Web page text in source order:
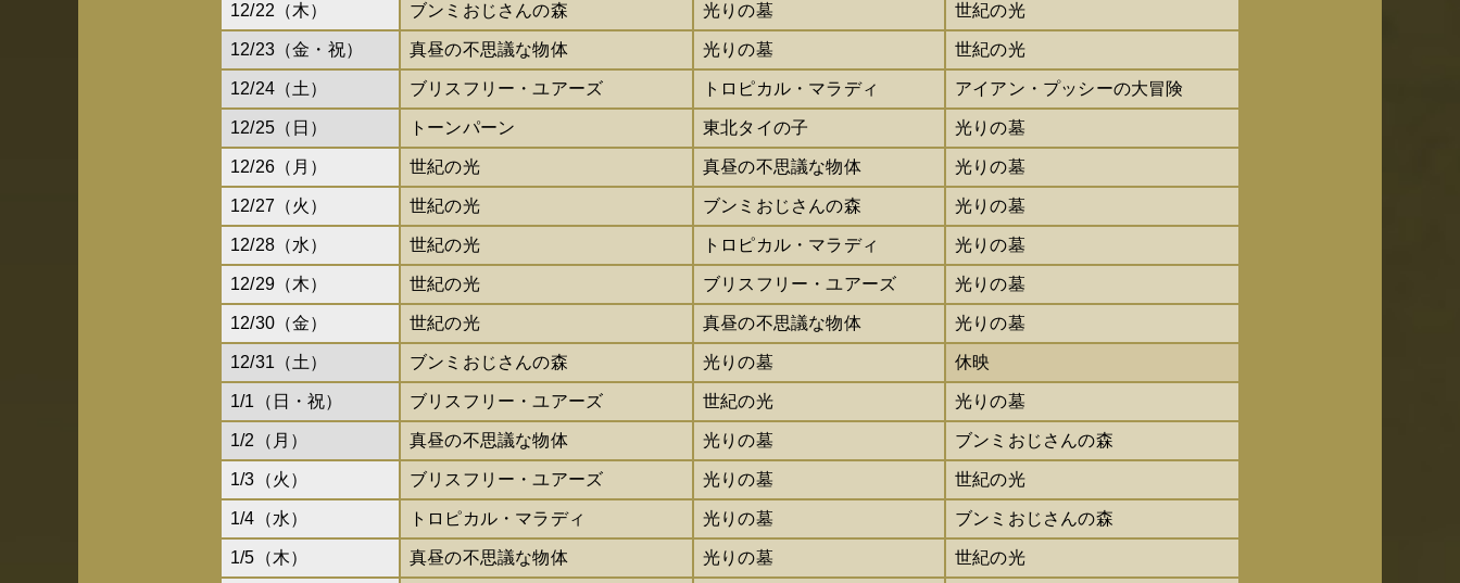
12/22（木） ブンミおじさんの森 光りの墓 世紀の光
12/23（金・祝） 真昼の不思議な物体 光りの墓 世紀の光
12/24（土） ブリスフリー・ユアーズ トロピカル・マラディ アイアン・プッシーの大冒険
12/25（日） トーンパーン 東北タイの子 光りの墓
12/26（月） 世紀の光 真昼の不思議な物体 光りの墓
12/27（火） 世紀の光 ブンミおじさんの森 光りの墓
12/28（水） 世紀の光 トロピカル・マラディ 光りの墓
12/29（木） 世紀の光 ブリスフリー・ユアーズ 光りの墓
12/30（金） 世紀の光 真昼の不思議な物体 光りの墓
12/31（土） ブンミおじさんの森 光りの墓 休映
1/1（日・祝） ブリスフリー・ユアーズ 世紀の光 光りの墓
1/2（月） 真昼の不思議な物体 光りの墓 ブンミおじさんの森
1/3（火） ブリスフリー・ユアーズ 光りの墓 世紀の光
1/4（水） トロピカル・マラディ 光りの墓 ブンミおじさんの森
1/5（木） 真昼の不思議な物体 光りの墓 世紀の光